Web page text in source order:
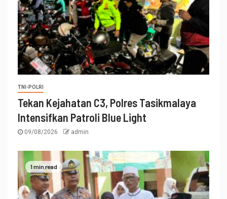
TNI-POLRI
Tekan Kejahatan C3, Polres Tasikmalaya
Intensifkan Patroli Blue Light
09/08/2026 admin
1 min read